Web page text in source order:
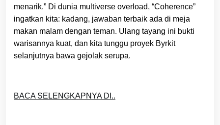
menarik.” Di dunia multiverse overload, “Coherence”
ingatkan kita: kadang, jawaban terbaik ada di meja
makan malam dengan teman. Ulang tayang ini bukti
warisannya kuat, dan kita tunggu proyek Byrkit
selanjutnya bawa gejolak serupa.
BACA SELENGKAPNYA DI..